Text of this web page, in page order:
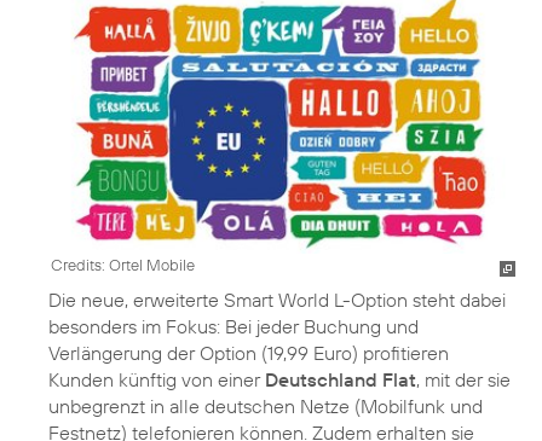
Credits: Ortel Mobile
Die neue, erweiterte Smart World L-Option steht dabei
besonders im Fokus: Bei jeder Buchung und
Verlängerung der Option (19,99 Euro) profitieren
Kunden künftig von einer Deutschland Flat, mit der sie
unbegrenzt in alle deutschen Netze (Mobilfunk und
Festnetz) telefonieren können. Zudem erhalten sie